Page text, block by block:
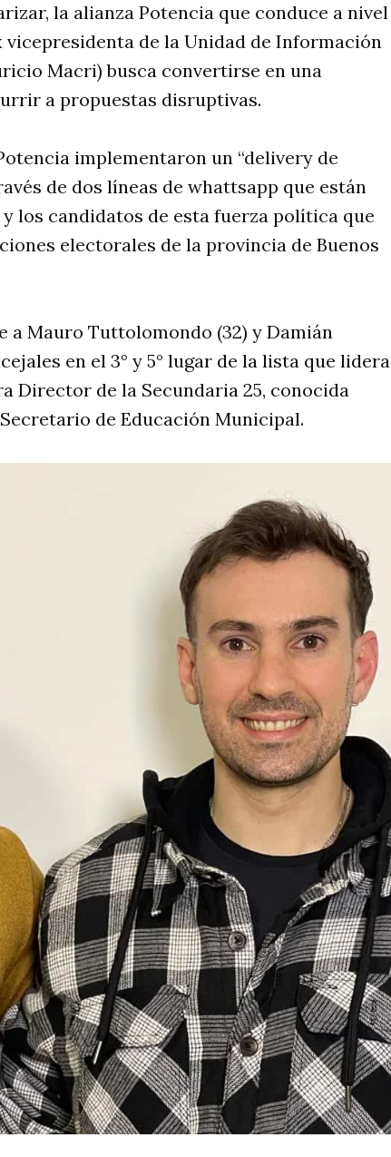
la alianza Potencia que conduce a nivel
de la Unidad de Información
Macri) busca convertirse en una
a propuestas disruptivas.
implementaron un “delivery de
de dos líneas de whattsapp que están
los candidatos de esta fuerza política que
electorales de la provincia de Buenos
a Mauro Tuttolomondo (32) y Damián
en el 3° y 5° lugar de la lista que lidera
Director de la Secundaria 25, conocida
de Educación Municipal.